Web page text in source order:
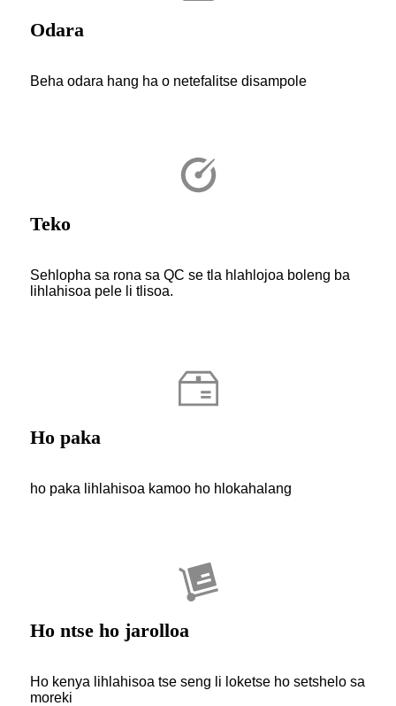
Odara
Beha odara hang ha o netefalitse disampole
Teko
Sehlopha sa rona sa QC se tla hlahlojoa boleng ba
lihlahisoa pele li tlisoa.
Ho paka
ho paka lihlahisoa kamoo ho hlokahalang
Ho ntse ho jarolloa
Ho kenya lihlahisoa tse seng li loketse ho setshelo sa
moreki